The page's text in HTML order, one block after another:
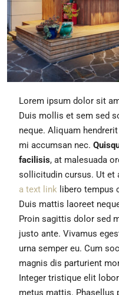
Lorem ipsum dolor sit
Duis mollis et sem sed
neque. Aliquam
mi accumsan nec.
facilisis, at malesuada
sollicitudin cursus. Ut et
a text link libero tempus
Duis mattis laoreet
Proin sagittis dolor sed
justo ante. Vivamus
urna semper eu. Cum
magnis dis parturient
Integer tristique elit
metus mattis. Phasellus